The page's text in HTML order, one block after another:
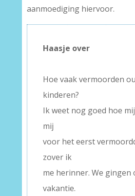
aanmoediging hiervoor.
Haasje over
Hoe vaak vermoorden
kinderen?
Ik weet nog goed hoe
mij
voor het eerst
zover ik
me herinner. We gingen
vakantie.